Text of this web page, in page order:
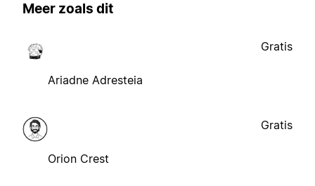
Meer zoals dit
Ariadne Adresteia
Gratis
Orion Crest
Gratis